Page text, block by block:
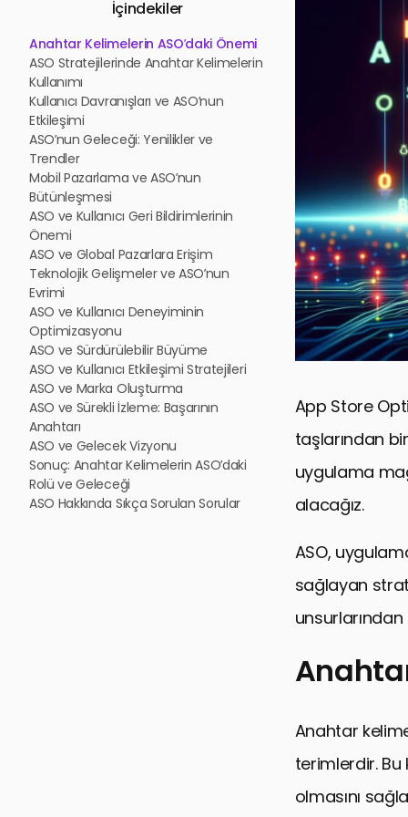
İçindekiler
Anahtar Kelimelerin ASO’daki Önemi
ASO Stratejilerinde Anahtar Kelimelerin
Kullanımı
Kullanıcı Davranışları ve ASO’nun
Etkileşimi
ASO’nun Geleceği: Yenilikler ve
Trendler
Mobil Pazarlama ve ASO’nun
Bütünleşmesi
ASO ve Kullanıcı Geri Bildirimlerinin
Önemi
ASO ve Global Pazarlara Erişim
Teknolojik Gelişmeler ve ASO’nun
Evrimi
ASO ve Kullanıcı Deneyiminin
Optimizasyonu
ASO ve Sürdürülebilir Büyüme
ASO ve Kullanıcı Etkileşimi Stratejileri
ASO ve Marka Oluşturma
ASO ve Sürekli İzleme: Başarının
Anahtarı
ASO ve Gelecek Vizyonu
Sonuç: Anahtar Kelimelerin ASO’daki
Rolü ve Geleceği
ASO Hakkında Sıkça Sorulan Sorular
App Store
taşlarından
uygulama
alacağız.
ASO,
sağlayan
Anahtar
ASO
Kullanıcı
Anahtar
terimlerdir.
olmasını